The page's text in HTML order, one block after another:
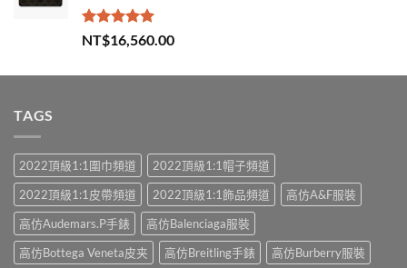
評分5.00
滿分 5
NT$16,560.00
TAGS
2022頂級1:1圍巾頻道
2022頂級1:1帽子頻道
2022頂級1:1皮帶頻道
2022頂級1:1飾品頻道
高仿A&F服裝
高仿Audemars.P手錶
高仿Balenciaga服裝
高仿Bottega Veneta皮夹
高仿Breitling手錶
高仿Burberry服裝